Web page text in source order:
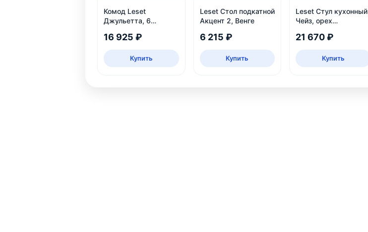
Комод Leset
Джульетта, 6
шампань
16 925 ₽
Купить
Leset Стол подкатной
Акцент 2, Венге
6 215 ₽
Купить
Leset Стул кухонный
Чейз, орех
21 670 ₽
Купить